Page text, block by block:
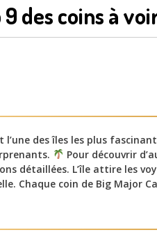
9 des coins à
l’une des îles les plus
Pour découvrir
détaillées. L’île attire les
Chaque coin de Big Major